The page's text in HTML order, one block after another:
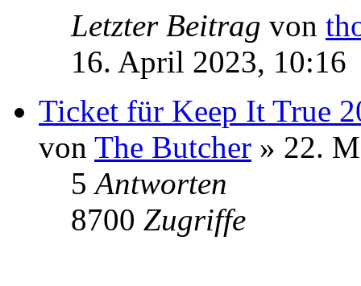
Letzter Beitrag von
16. April 2023, 10:16
Ticket für Keep It True
von The Butcher » 22.
5Antworten
8700 Zugriffe